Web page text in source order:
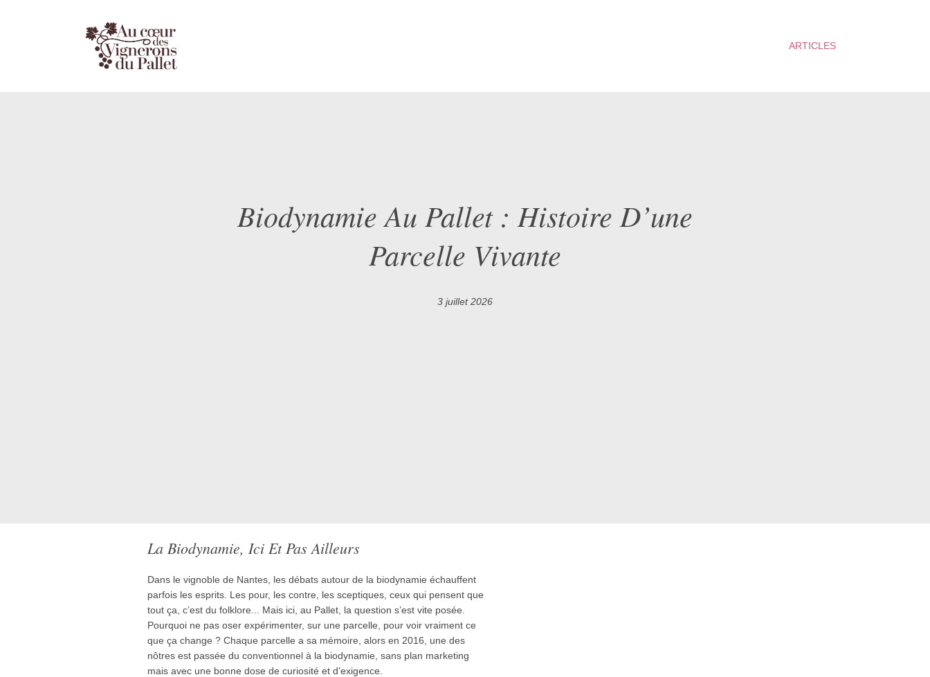
ARTICLES
Biodynamie Au Pallet : Histoire D’une
Parcelle Vivante
3 juillet 2026
La Biodynamie, Ici Et Pas Ailleurs
Dans le vignoble de Nantes, les débats autour de la biodynamie échauffent
parfois les esprits. Les pour, les contre, les sceptiques, ceux qui pensent que
tout ça, c’est du folklore... Mais ici, au Pallet, la question s’est vite posée.
Pourquoi ne pas oser expérimenter, sur une parcelle, pour voir vraiment ce
que ça change ? Chaque parcelle a sa mémoire, alors en 2016, une des
nôtres est passée du conventionnel à la biodynamie, sans plan marketing
mais avec une bonne dose de curiosité et d’exigence.